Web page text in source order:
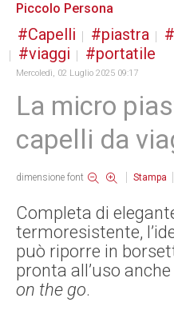
Piccolo Persona
Capelli piastra
viaggi
portatile
Mercoledì, 02 Luglio 2025 09:17
La micro
capelli da
dimensione font Stampa
Completa di
termoresistente,
può riporre in
pronta all’uso
on the go.